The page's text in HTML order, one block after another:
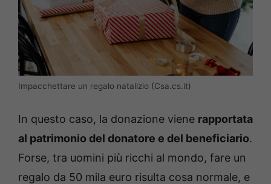
Impacchettare un regalo natalizio (Csa.cs.it)
In questo caso, la donazione viene rapportata
al patrimonio del donatore e del beneficiario.
Forse, tra uomini più ricchi al mondo, fare un
regalo da 50 mila euro risulta cosa normale, e